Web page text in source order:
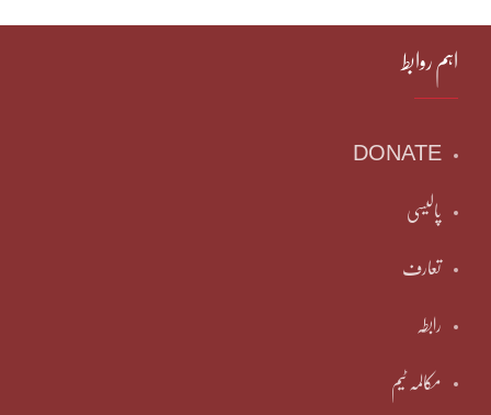
اہم روابط
DONATE
پالیسی
تعارف
رابطہ
مکالمہ ٹیم